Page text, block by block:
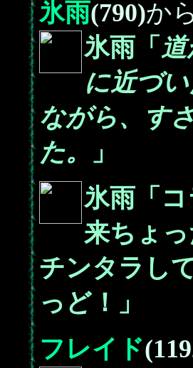
氷雨(790)か
氷雨「 道
に近づ
ながら、す
た。
」
氷雨「
来ちょ
チンタラし
っど！」
フレイド